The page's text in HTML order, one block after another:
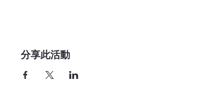
分享此活動